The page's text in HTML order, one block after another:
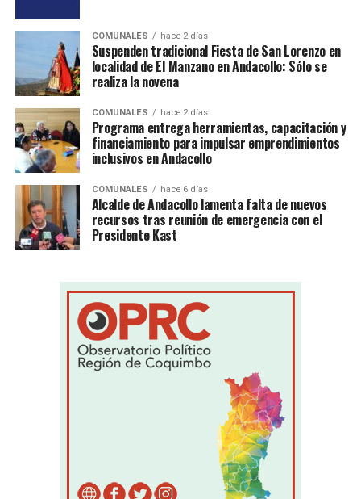
COMUNALES hace 2 días
Suspenden tradicional Fiesta de San Lorenzo en
localidad de El Manzano en Andacollo: Sólo se
realiza la novena
COMUNALES hace 2 días
Programa entrega herramientas, capacitación y
financiamiento para impulsar emprendimientos
inclusivos en Andacollo
COMUNALES hace 6 días
Alcalde de Andacollo lamenta falta de nuevos
recursos tras reunión de emergencia con el
Presidente Kast